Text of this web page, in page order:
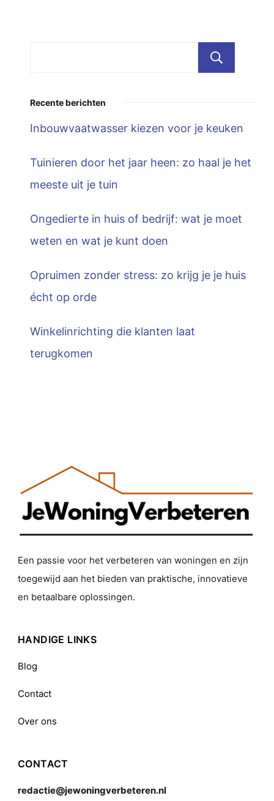
Recente berichten
Inbouwvaatwasser kiezen voor je keuken
Tuinieren door het jaar heen: zo haal je het
meeste uit je tuin
Ongedierte in huis of bedrijf: wat je moet
weten en wat je kunt doen
Opruimen zonder stress: zo krijg je je huis
écht op orde
Winkelinrichting die klanten laat
terugkomen
Een passie voor het verbeteren van woningen en zijn
toegewijd aan het bieden van praktische, innovatieve
en betaalbare oplossingen.
HANDIGE LINKS
Blog
Contact
Over ons
CONTACT
redactie@jewoningverbeteren.nl